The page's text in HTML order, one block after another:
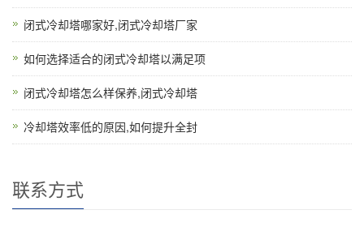
闭式冷却塔哪家好,闭式冷却塔厂家
如何选择适合的闭式冷却塔以满足项
闭式冷却塔怎么样保养,闭式冷却塔
冷却塔效率低的原因,如何提升全封
联系方式